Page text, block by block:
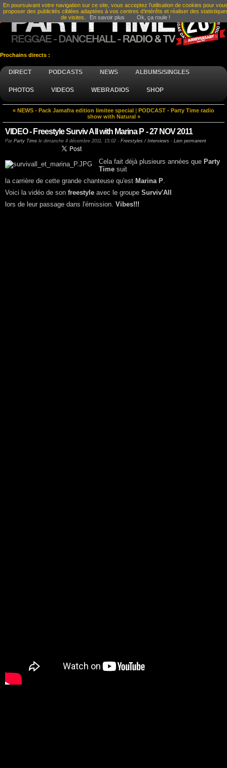
Prochains directs :
DIRECT PODCASTS NEWS ALBUMS/SINGLES
PHOTOS VIDEOS WEBRADIOS SHOP
« NEWS - Pack Jamafra edition limitee special
PODCAST - Party Time radio
show with Natural »
VIDEO - Freestyle Surviv All with Marina P - 27 NOV 2011
Par Party Time le dimanche 4 décembre 2011, 15:02 - Freestyles / Interviews - Lien permanent
Cela fait déjà plusieurs années que Party
Time suit
la carrière de cette grande chanteuse qu'est Marina P.
Voici la vidéo de son freestyle avec le groupe Surviv'All
lors de leur passage dans l'émission. Vibes!!!
En poursuivant votre navigation sur ce site, vous acceptez l’utilisation de cookies pour
proposer des publicités ciblées adaptées à vos centres d’intérêts et réaliser des
de visites.
En savoir plus Ok, ça roule !